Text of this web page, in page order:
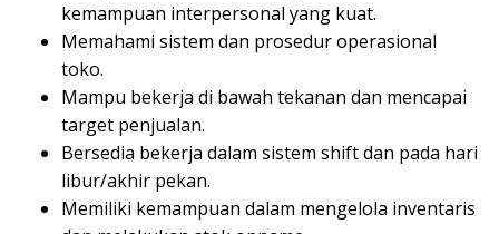
kemampuan interpersonal yang kuat.
Memahami sistem dan prosedur operasional
toko.
Mampu bekerja di bawah tekanan dan mencapai
target penjualan.
Bersedia bekerja dalam sistem shift dan pada hari
libur/akhir pekan.
Memiliki kemampuan dalam mengelola inventaris